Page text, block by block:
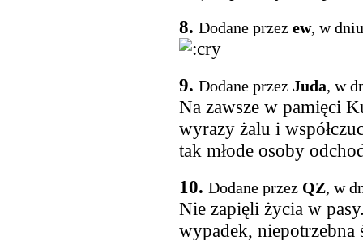
8. Dodane przez ew, w
9. Dodane przez Juda, w
Na zawsze w pamięci
wyrazy żalu i
tak młode osoby
10. Dodane przez QZ, w
Nie zapięli życia w
wypadek, niepotrzebna